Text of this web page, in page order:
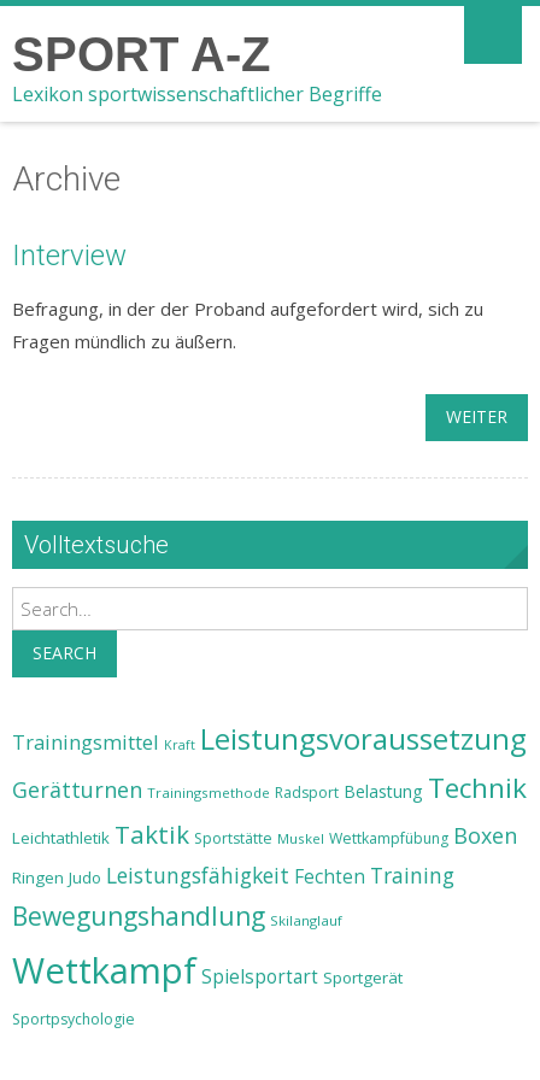
SPORT A-Z
Lexikon sportwissenschaftlicher Begriffe
Archive
Interview
Befragung, in der der Proband aufgefordert wird, sich zu
Fragen mündlich zu äußern.
WEITER
Volltextsuche
Search
SEARCH
Trainingsmittel Kraft Leistungsvoraussetzung
Gerätturnen Trainingsmethode Radsport Belastung Technik
Leichtathletik Taktik Sportstätte Muskel Wettkampfübung Boxen
Ringen Judo Leistungsfähigkeit Fechten Training
Bewegungshandlung Skilanglauf
WettkampfSpielsportart Sportgerät
Sportpsychologie